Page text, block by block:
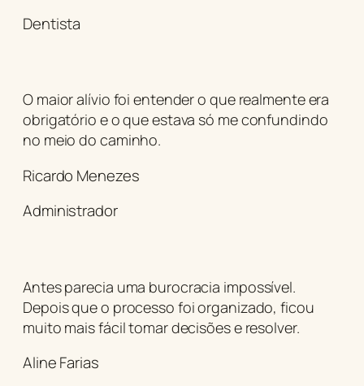
Dentista
O maior alívio foi entender o que realmente era
obrigatório e o que estava só me confundindo
no meio do caminho.
Ricardo Menezes
Administrador
Antes parecia uma burocracia impossível.
Depois que o processo foi organizado, ficou
muito mais fácil tomar decisões e resolver.
Aline Farias